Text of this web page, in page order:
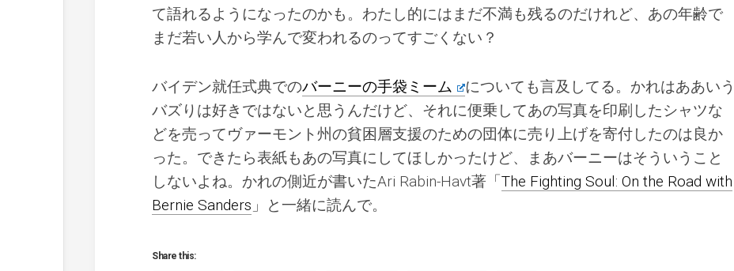
て語れるようになったのかも。わたし的にはまだ不満も残るのだけれど、あの年齢で
まだ若い人から学んで変われるのってすごくない？
バイデン就任式典でのバーニーの手袋ミーム
についても言及してる。かれはああいう
バズりは好きではないと思うんだけど、それに便乗してあの写真を印刷したシャツな
どを売ってヴァーモント州の貧困層支援のための団体に売り上げを寄付したのは良か
った。できたら表紙もあの写真にしてほしかったけど、まあバーニーはそういうこと
しないよね。かれの側近が書いたAri Rabin-Havt著「The Fighting Soul: On the Road with
Bernie Sanders 」と一緒に読んで。
Share this: